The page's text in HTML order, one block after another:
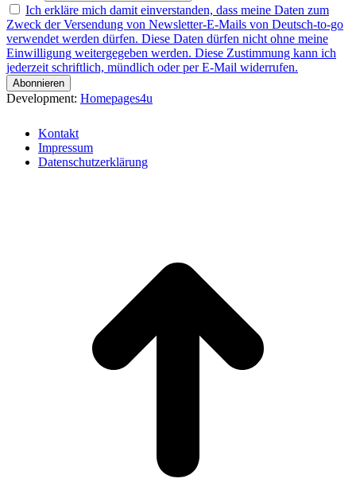
Ich erkläre mich damit einverstanden, dass meine Daten zum
Zweck der Versendung von Newsletter-E-Mails von Deutsch-to-go
verwendet werden dürfen. Diese Daten dürfen nicht ohne meine
Einwilligung weitergegeben werden. Diese Zustimmung kann ich
jederzeit schriftlich, mündlich oder per E-Mail widerrufen.
Development: Homepages4u
Kontakt
Impressum
Datenschutzerklärung